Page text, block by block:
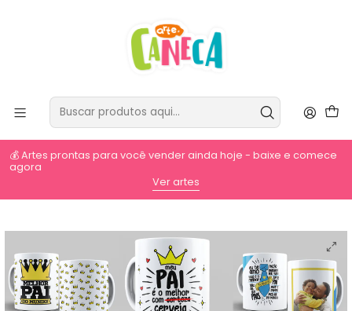
💰 Artes prontas para você vender ainda hoje - baixe e comece
agora
Ver artes